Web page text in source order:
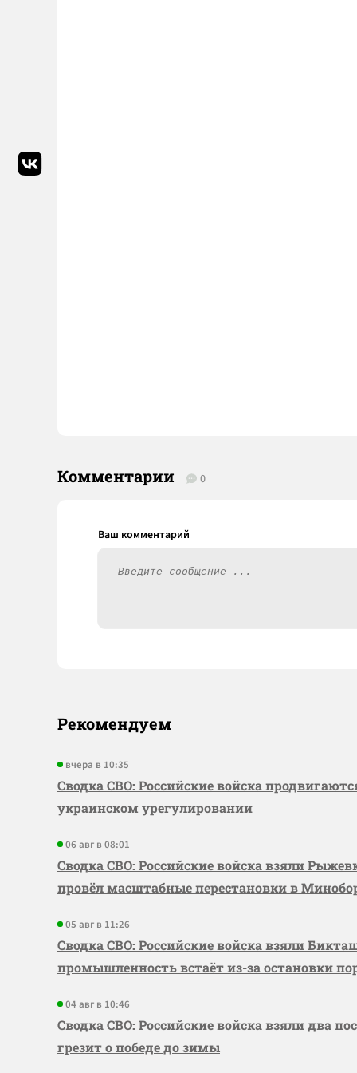
Комментарии 0
Рекомендуем
вчера в 10:35
Сводка СВО: Российские войска
украинском урегулировании
06 авг в 08:01
Сводка СВО: Российские войска взяли
провёл масштабные перестановки в
05 авг в 11:26
Сводка СВО: Российские войска взяли
промышленность встаёт из-за остановки
04 авг в 10:46
Сводка СВО: Российские войска взяли два
грезит о победе до зимы